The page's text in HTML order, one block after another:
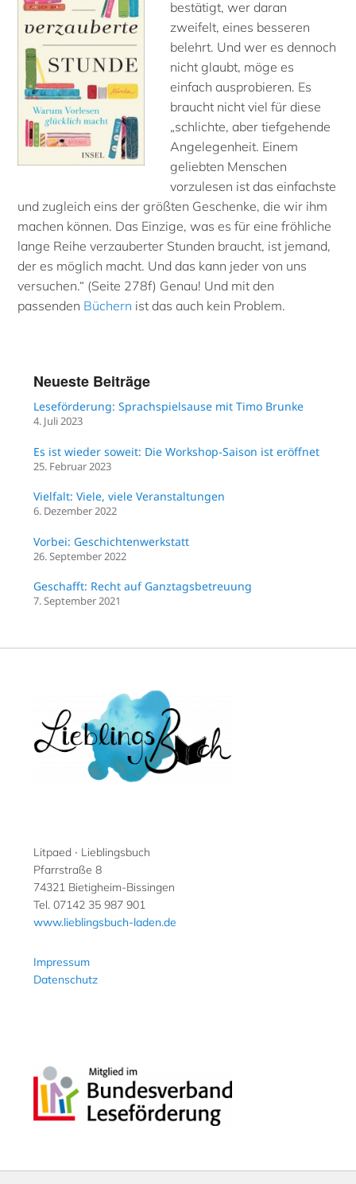
bestätigt, wer daran
zweifelt, eines besseren
belehrt. Und wer es dennoch
nicht glaubt, möge es
einfach ausprobieren. Es
braucht nicht viel für diese
„schlichte, aber tiefgehende
Angelegenheit. Einem
geliebten Menschen
vorzulesen ist das einfachste
und zugleich eins der größten Geschenke, die wir ihm
machen können. Das Einzige, was es für eine fröhliche
lange Reihe verzauberter Stunden braucht, ist jemand,
der es möglich macht. Und das kann jeder von uns
versuchen.“ (Seite 278f) Genau! Und mit den
passenden Büchern ist das auch kein Problem.
Neueste Beiträge
Leseförderung: Sprachspielsause mit Timo Brunke
4. Juli 2023
Es ist wieder soweit: Die Workshop-Saison ist eröffnet
25. Februar 2023
Vielfalt: Viele, viele Veranstaltungen
6. Dezember 2022
Vorbei: Geschichtenwerkstatt
26. September 2022
Geschafft: Recht auf Ganztagsbetreuung
7. September 2021
Litpaed ∙ Lieblingsbuch
Pfarrstraße 8
74321 Bietigheim-Bissingen
Tel. 07142 35 987 901
www.lieblingsbuch-laden.de
Impressum
Datenschutz